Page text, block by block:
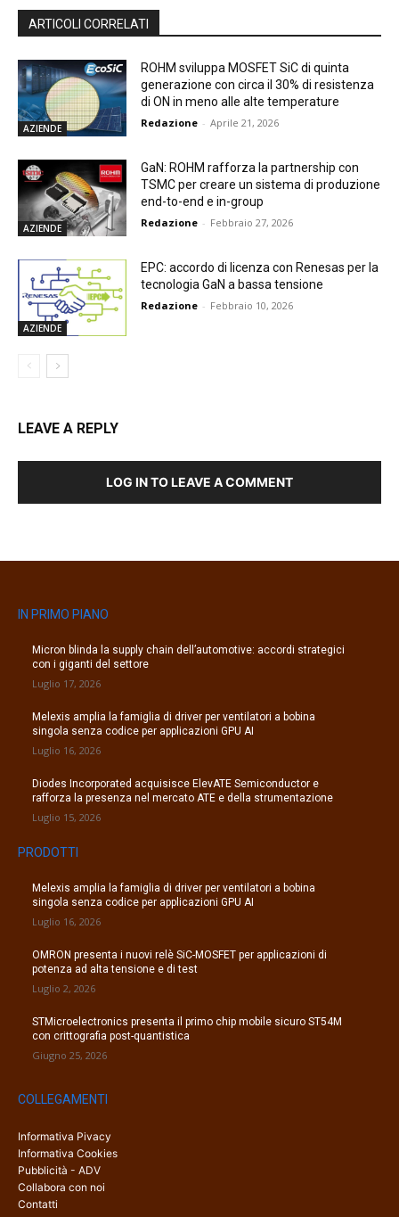
ARTICOLI CORRELATI
AZIENDE
ROHM sviluppa MOSFET SiC di quinta
generazione con circa il 30% di resistenza
di ON in meno alle alte temperature
Redazione - Aprile 21, 2026
AZIENDE
GaN: ROHM rafforza la partnership con
TSMC per creare un sistema di produzione
end-to-end e in-group
Redazione - Febbraio 27, 2026
AZIENDE
EPC: accordo di licenza con Renesas per la
tecnologia GaN a bassa tensione
Redazione - Febbraio 10, 2026
LEAVE A REPLY
LOG IN TO LEAVE A COMMENT
IN PRIMO PIANO
Micron blinda la supply chain dell’automotive: accordi strategici
con i giganti del settore
Luglio 17, 2026
Melexis amplia la famiglia di driver per ventilatori a bobina
singola senza codice per applicazioni GPU AI
Luglio 16, 2026
Diodes Incorporated acquisisce ElevATE Semiconductor e
rafforza la presenza nel mercato ATE e della strumentazione
Luglio 15, 2026
PRODOTTI
Melexis amplia la famiglia di driver per ventilatori a bobina
singola senza codice per applicazioni GPU AI
Luglio 16, 2026
OMRON presenta i nuovi relè SiC-MOSFET per applicazioni di
potenza ad alta tensione e di test
Luglio 2, 2026
STMicroelectronics presenta il primo chip mobile sicuro ST54M
con crittografia post-quantistica
Giugno 25, 2026
COLLEGAMENTI
Informativa Pivacy
Informativa Cookies
Pubblicità - ADV
Collabora con noi
Contatti